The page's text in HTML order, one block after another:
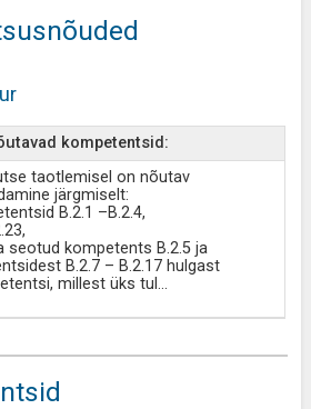
kompetentsid:
taotlemisel on nõutav
järgmiselt:
B.2.1 –B.2.4,
seotud kompetents B.2.5 ja
B.2.7 – B.2.17 hulgast
millest üks tul ...